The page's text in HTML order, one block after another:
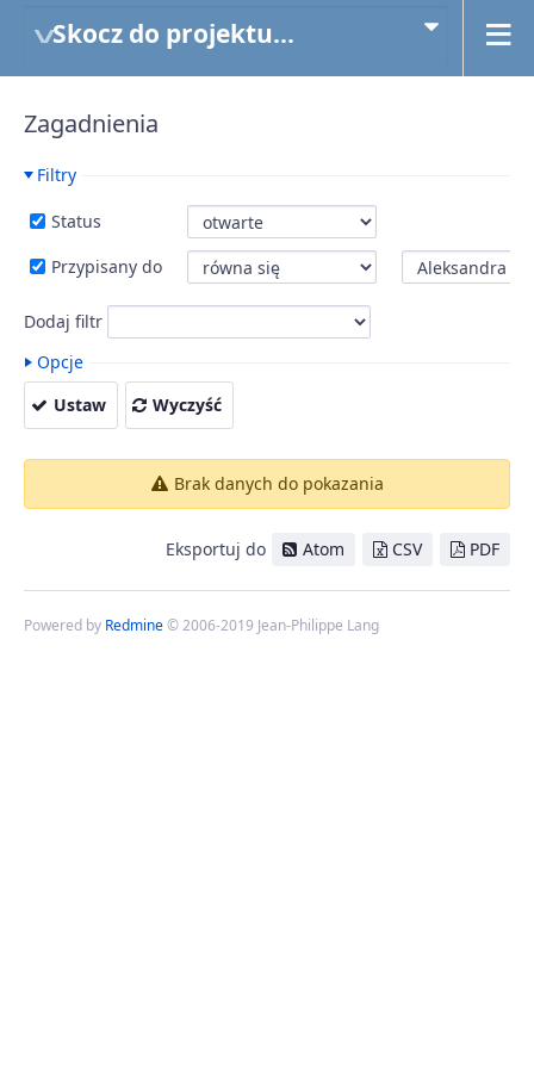
Skocz do projektu...
Zagadnienia
Filtry
Status
Przypisany do
Dodaj filtr
Opcje
Ustaw
Wyczyść
Brak danych do pokazania
Eksportuj do Atom CSV PDF
Powered by Redmine© 2006-2019 Jean-Philippe Lang